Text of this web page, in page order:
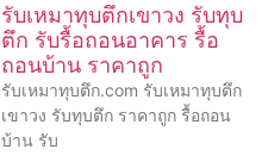
รับเหมาทุบตึกเขาวง รับทุบ
ตึก รับรื้อถอนอาคาร รื้อ
ถอนบ้าน ราคาถูก
รับเหมาทุบตึก.com รับเหมาทุบตึก
เขาวง รับทุบตึก ราคาถูก รื้อถอน
บ้าน รับ